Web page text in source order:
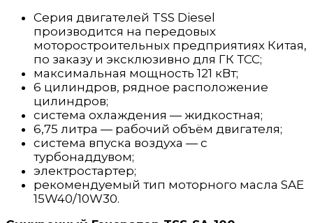
Серия двигателей TSS Diesel
производится на передовых
моторостроительных предприятиях Китая,
по заказу и эксклюзивно для ГК ТСС;
максимальная мощность 121 кВт;
6 цилиндров, рядное расположение
цилиндров;
система охлаждения — жидкостная;
6,75 литра — рабочий объём двигателя;
система впуска воздуха — с
турбонаддувом;
электростартер;
рекомендуемый тип моторного масла SAE
15W40/10W30.